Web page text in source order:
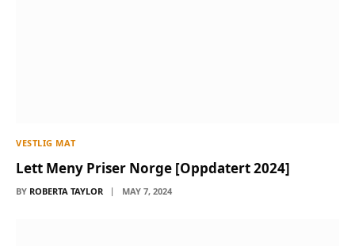
VESTLIG MAT
Lett Meny Priser Norge [Oppdatert 2024]
BY ROBERTA TAYLOR MAY 7, 2024